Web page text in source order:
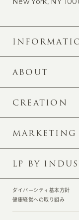
ABOUT
CREATION
MARKETING
LP BY
ダイバーシティ基本方針
健康経営への取り組み